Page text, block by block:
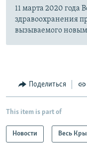
11 марта 2020 года
здравоохранения
вызываемого
Поделиться
This item is part of
Новости Весь